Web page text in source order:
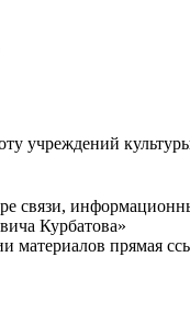
учреждений
связи,
Курбатова»
материалов прямая